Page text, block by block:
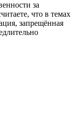
за
что в темах
запрещённая